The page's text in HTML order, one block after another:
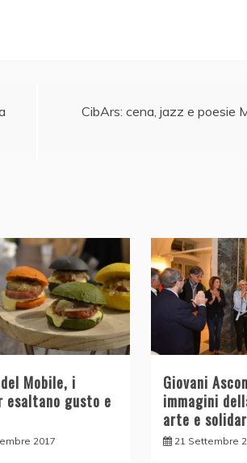
CibArs: cena, jazz e poesie
Mobile, i
esaltano gusto e
2017
Giovani
immagini
arte e
21 Settembre